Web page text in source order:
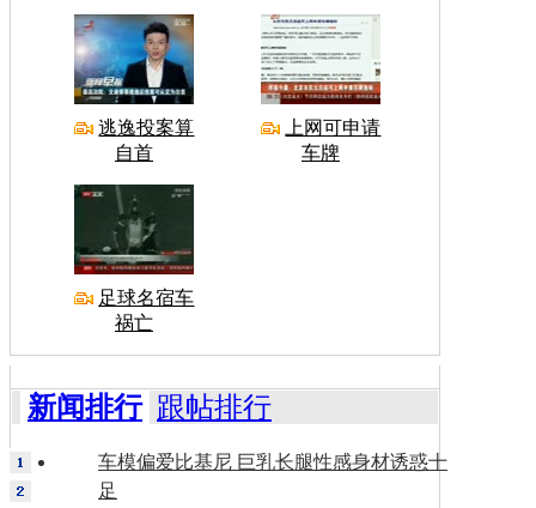
逃逸投案算
自首
上网可申请
车牌
足球名宿车
祸亡
新闻排行 跟帖排行
车模偏爱比基尼 巨乳长腿性感身材诱惑十
足